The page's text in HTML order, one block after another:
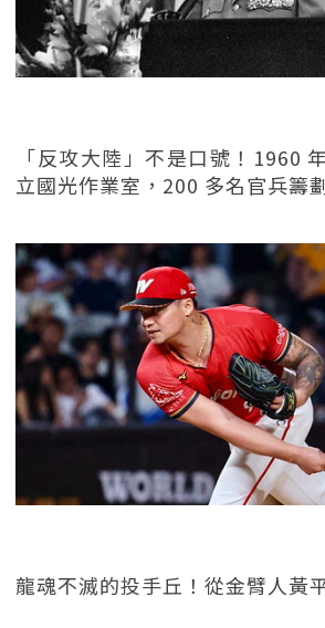
「反攻大陸」不是口號！1960
立國光作業室，200 多名官兵籌
龍魂不滅的投手丘！從金臂人黃